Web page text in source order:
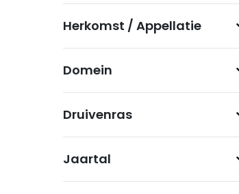
Herkomst / Appellatie
Domein
Druivenras
Jaartal